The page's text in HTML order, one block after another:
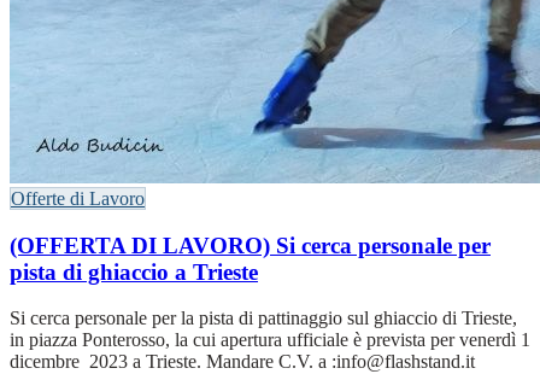
Offerte di Lavoro
(OFFERTA DI LAVORO) Si cerca personale per
pista di ghiaccio a Trieste
Si cerca personale per la pista di pattinaggio sul ghiaccio di Trieste,
in piazza Ponterosso, la cui apertura ufficiale è prevista per venerdì 1
dicembre 2023 a Trieste. Mandare C.V. a :info@flashstand.it